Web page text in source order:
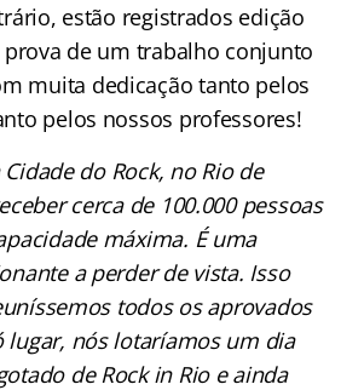
estão registrados edição
de um trabalho conjunto
muita dedicação tanto pelos
pelos nossos professores!
do Rock, no Rio de
cerca de 100.000 pessoas
máxima. É uma
a perder de vista. Isso
todos os aprovados
lugar, nós lotaríamos um dia
de Rock in Rio e ainda